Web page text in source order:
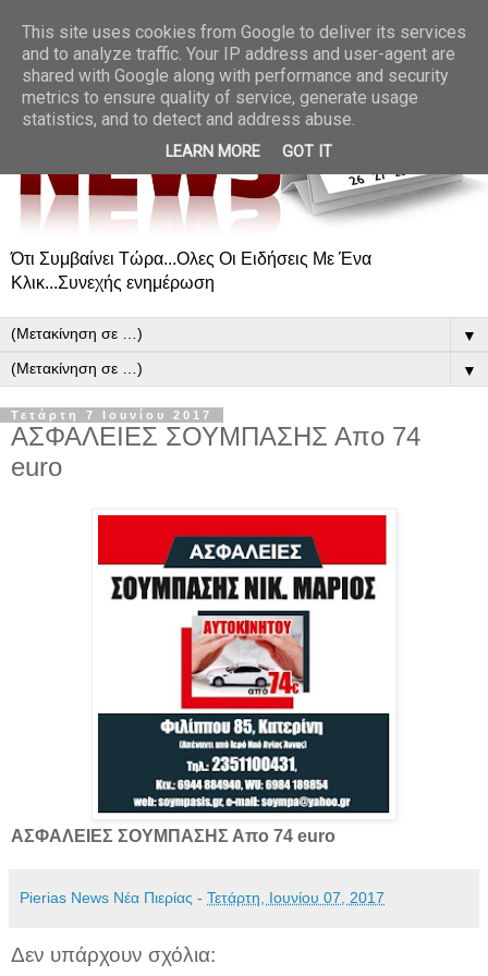
Ότι Συμβαίνει Τώρα...Ολες Οι Ειδήσεις Με Ένα
Κλικ...Συνεχής ενημέρωση
▼
▼
Τετάρτη 7 Ιουνίου 2017
ΑΣΦΑΛΕΙΕΣ ΣΟΥΜΠΑΣΗΣ Απο 74
euro
ΑΣΦΑΛΕΙΕΣ ΣΟΥΜΠΑΣΗΣ Απο 74 euro
Pierias News Νέα Πιερίας - Τετάρτη, Ιουνίου 07, 2017
Δεν υπάρχουν σχόλια:
This site uses cookies from Google to deliver its services
and to analyze traffic. Your IP address and user-agent are
shared with Google along with performance and security
metrics to ensure quality of service, generate usage
statistics, and to detect and address abuse.
LEARN MORE GOT IT